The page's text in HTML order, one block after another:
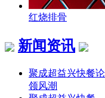
红烧排骨
新闻资讯
聚成超益兴快餐
领风潮